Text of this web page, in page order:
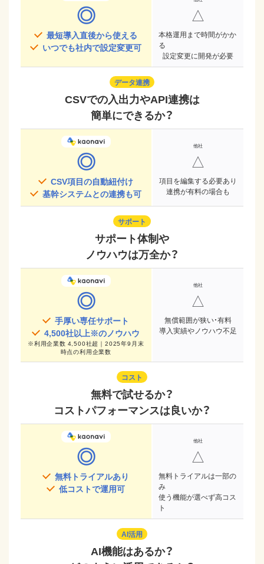
◎
最短導入直後から使える
いつでも社内で設定変更可
△
本格運用まで時間がかか
る
設定変更に開発が必要
データ連携
CSVでの入出力やAPI連携は
簡単にできるか？
◎
CSV項目の自動紐付け
基幹システムとの連携も可
△
項目を編集する必要あり
連携が有料の場合も
サポート
サポート体制や
ノウハウは万全か？
◎
手厚い専任サポート
4,500社以上※のノウハウ
※利用企業数 4,500社超｜2025年9月末
時点の利用企業数
△
無償範囲が狭い・有料
導入実績やノウハウ不足
コスト
無料で試せるか？
コストパフォーマンスは良いか？
◎
無料トライアルあり
低コストで運用可
△
無料トライアルは一部の
み
使う機能が選べず高コス
ト
AI活用
AI機能はあるか？